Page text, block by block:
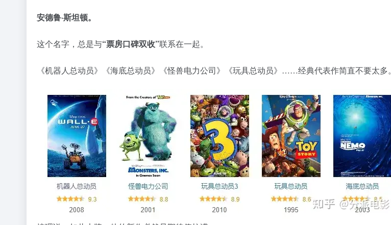
安德鲁·斯坦顿。
这个名字，总是与“票房口碑双收”联系在一起。
《机器人总动员》《海底总动员》《怪兽电力公司》《玩具总动员》……经典代表作简直不要太多。